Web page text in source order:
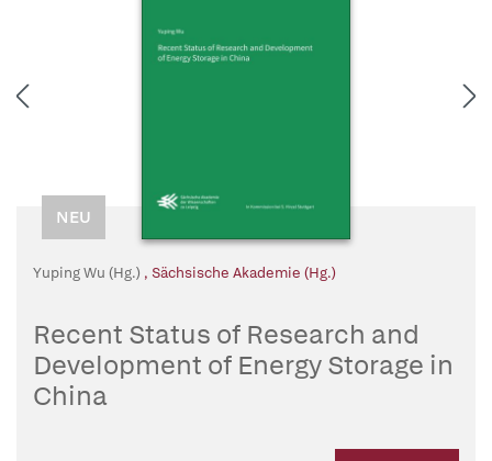
NEU
Yuping Wu (Hg.) , Sächsische Akademie (Hg.)
Recent Status of Research and
Development of Energy Storage in
China